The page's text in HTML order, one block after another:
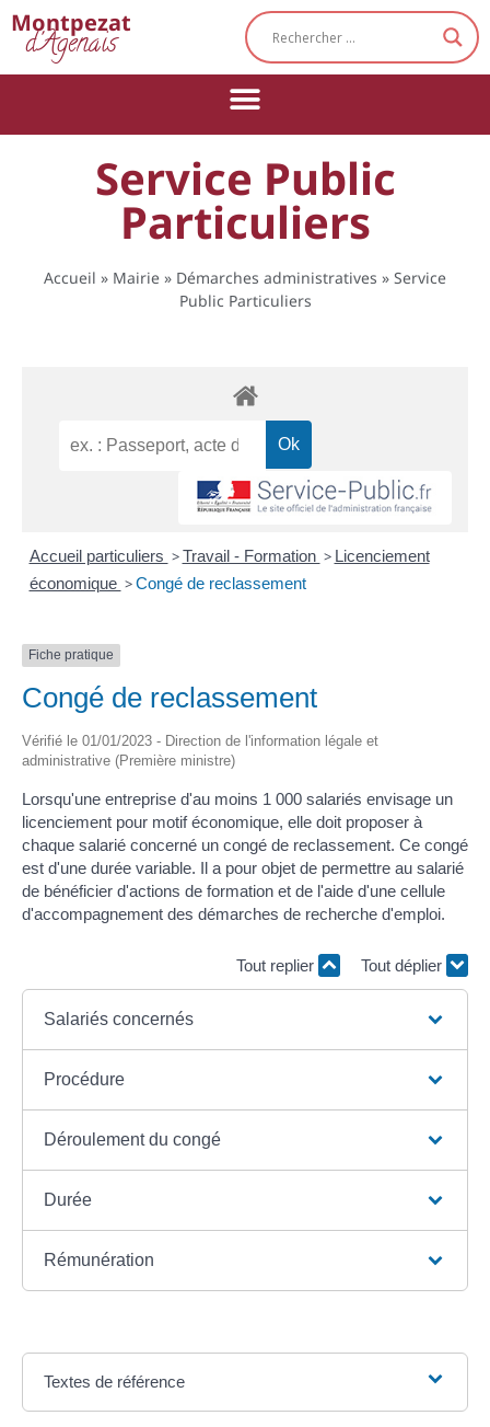
Montpezat
d'Agenais
Service Public
Particuliers
Accueil » Mairie » Démarches administratives » Service
Public Particuliers
Accueil particuliers > Travail - Formation > Licenciement
économique > Congé de reclassement
Fiche pratique
Congé de reclassement
Vérifié le 01/01/2023 - Direction de l'information légale et
administrative (Première ministre)
Lorsqu'une entreprise d'au moins 1 000 salariés envisage un
licenciement pour motif économique, elle doit proposer à
chaque salarié concerné un congé de reclassement. Ce congé
est d'une durée variable. Il a pour objet de permettre au salarié
de bénéficier d'actions de formation et de l'aide d'une cellule
d'accompagnement des démarches de recherche d'emploi.
Tout replier Tout déplier
Salariés concernés
Procédure
Déroulement du congé
Durée
Rémunération
Textes de référence
Cookies management panel